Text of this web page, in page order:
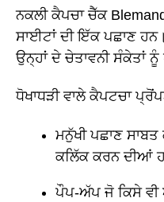
ਨਕਲੀ ਕੈਪਚਾ ਚੈੱਕ
ਸਾਈਟਾਂ ਦੀ ਇੱਕ ਪਛਾਣ
ਉਨ੍ਹਾਂ ਦੇ ਚੇਤਾਵਨੀ ਸੰਕੇਤਾਂ ਨੂੰ
ਧੋਖਾਧੜੀ ਵਾਲੇ ਕੈਪਟਚਾ
ਮਨੁੱਖੀ ਪਛਾਣ
ਕਲਿੱਕ ਕਰਨ ਦੀਆਂ
ਪੌਪ-ਅੱਪ ਜੋ ਕਿਸੇ ਵੀ